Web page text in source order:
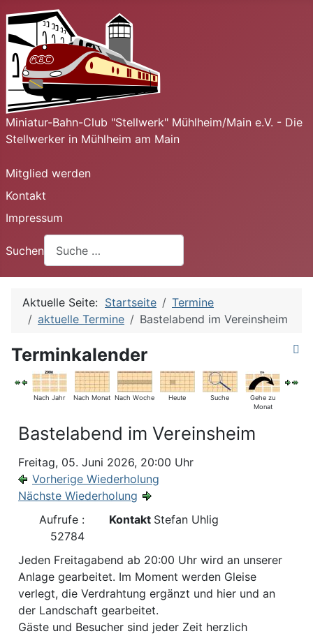
Miniatur-Bahn-Club "Stellwerk" Mühlheim/Main e.V. - Die
Stellwerker in Mühlheim am Main
Mitglied werden
Kontakt
Impressum
Suchen
Aktuelle Seite: Startseite
Termine
aktuelle Termine
Bastelabend im Vereinsheim
Terminkalender
Nach Jahr Nach Monat Nach Woche Heute Suche
Gehe zu
Monat
Bastelabend im Vereinsheim
Freitag, 05. Juni 2026, 20:00 Uhr
Vorherige Wiederholung
Nächste Wiederholung
Aufrufe :
52784
Kontakt Stefan Uhlig
Jeden Freitagabend ab 20:00 Uhr wird an unserer
Anlage gearbeitet. Im Moment werden Gleise
verlegt, die Verdrahtung ergänzt und hier und an
der Landschaft gearbeitet.
Gäste und Besucher sind jeder Zeit herzlich